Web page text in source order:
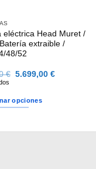
eléctrica Head Muret /
extraible /
48/52
€ El
era:
5.999,00 €.
5.699,00 €El
opciones